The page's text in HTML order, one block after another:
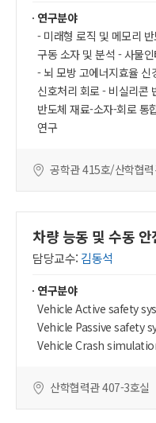
연구분야
- 미래형 로직 및 메모리
구동 소자 및 분석 - 사물
- 뇌 모방 고에너지효율
신호처리 회로 - 비실리콘
반도체 재료-소자-회로 통
연구
공학관 415호/산학협
차량 능동 및 수동 안
담당교수: 김동석
연구분야
Vehicle Active safety
Vehicle Passive safety
Vehicle Crash
산학협력관 407-3호실